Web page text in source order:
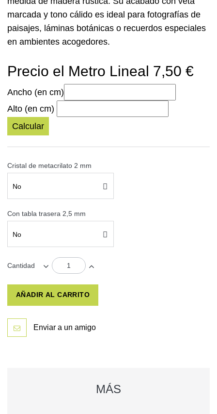
marcada y tono cálido es ideal para fotografías de
paisajes, láminas botánicas o recuerdos especiales
en ambientes acogedores.
Precio el Metro Lineal 7,50 €
Ancho (en cm)
Alto (en cm)
Calcular
Cristal de metacrilato 2 mm
No
Con tabla trasera 2,5 mm
No
Cantidad
AÑADIR AL CARRITO
Enviar a un amigo
MÁS